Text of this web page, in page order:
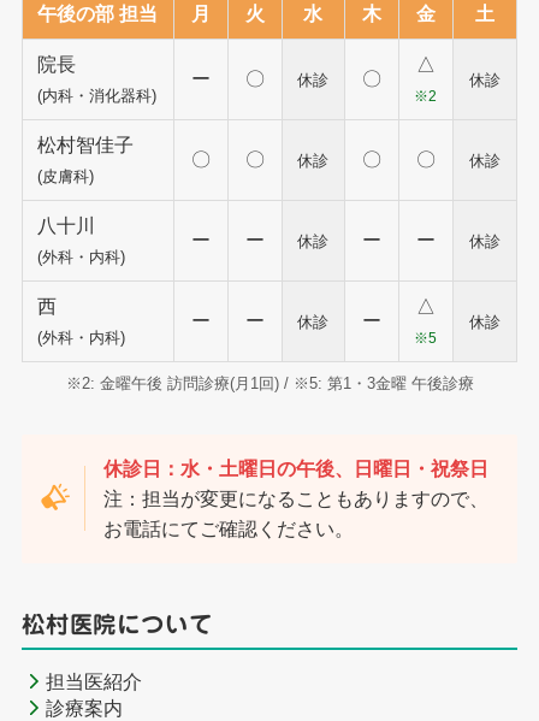
午後の部 担当 月 火 水 木 金 土
院長
(内科・消化器科)
ー 〇 休診 〇
△
※2
休診
松村智佳子
(皮膚科)
〇 〇 休診 〇 〇 休診
八十川
(外科・内科)
ー ー 休診 ー ー 休診
西
(外科・内科)
ー ー 休診 ー
△
※5
休診
※2: 金曜午後 訪問診療(月1回) / ※5: 第1・3金曜 午後診療
休診日：水・土曜日の午後、日曜日・祝祭日
注：担当が変更になることもありますので、
お電話にてご確認ください。
松村医院について
担当医紹介
診療案内